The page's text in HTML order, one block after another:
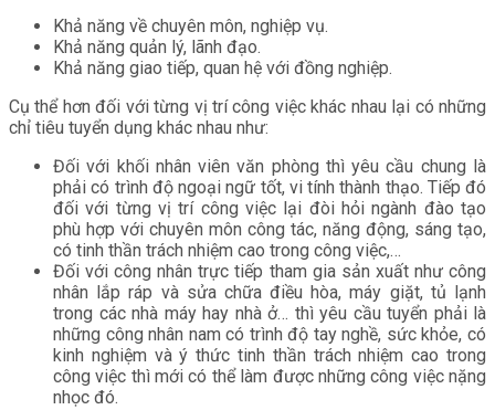
Khả năng về chuyên môn, nghiệp vụ.
Khả năng quản lý, lãnh đạo.
Khả năng giao tiếp, quan hệ với đồng nghiệp.
Cụ thể hơn đối với từng vị trí công việc khác nhau lại có những
chỉ tiêu tuyển dụng khác nhau như:
Đối với khối nhân viên văn phòng thì yêu cầu chung là
phải có trình độ ngoại ngữ tốt, vi tính thành thạo. Tiếp đó
đối với từng vị trí công việc lại đòi hỏi ngành đào tạo
phù hợp với chuyên môn công tác, năng động, sáng tạo,
có tinh thần trách nhiệm cao trong công việc,…
Đối với công nhân trực tiếp tham gia sản xuất như công
nhân lắp ráp và sửa chữa điều hòa, máy giặt, tủ lạnh
trong các nhà máy hay nhà ở… thì yêu cầu tuyển phải là
những công nhân nam có trình độ tay nghề, sức khỏe, có
kinh nghiệm và ý thức tinh thần trách nhiệm cao trong
công việc thì mới có thể làm được những công việc nặng
nhọc đó.